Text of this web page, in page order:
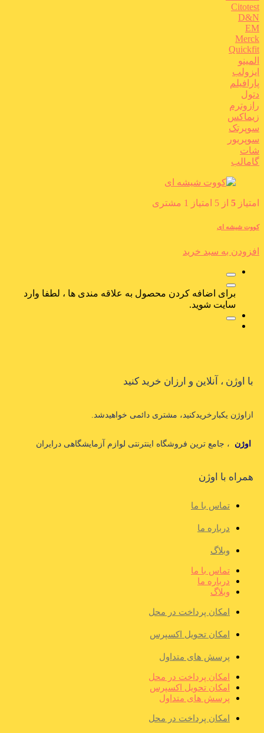
Citotest
D&N
EM
Merck
Quickfit
المینو
ایزولب
پارافیلم
دتول
رازوترم
زیماکس
سوپرتک
سوپریور
شات
گامالب
امتیاز 5 از 5 امتیاز 1 مشتری
کووت شیشه ای
افزودن به سبد خرید
برای اضافه کردن محصول به علاقه مندی ها ، لطفا وارد
سایت شوید.
با اوژن ، آنلاین و ارزان خرید کنید
ازاوژن یکبارخریدکنید، مشتری دائمی خواهیدشد.
اوژن ، جامع ترین فروشگاه اینترنتی لوازم آزمایشگاهی درایران
همراه با اوژن
تماس با ما
درباره ما
وبلاگ
تماس با ما
درباره ما
وبلاگ
امکان پرداخت در محل
امکان تحویل اکسپرس
پرسش های متداول
امکان پرداخت در محل
امکان تحویل اکسپرس
پرسش های متداول
امکان پرداخت در محل